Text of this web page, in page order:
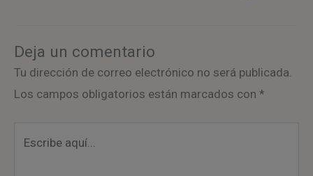
Deja un comentario
Tu dirección de correo electrónico no será publicada.
Los campos obligatorios están marcados con *